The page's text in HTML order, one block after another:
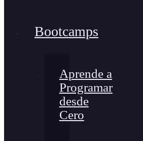
Bootcamps
Aprende a
Programar
desde
Cero